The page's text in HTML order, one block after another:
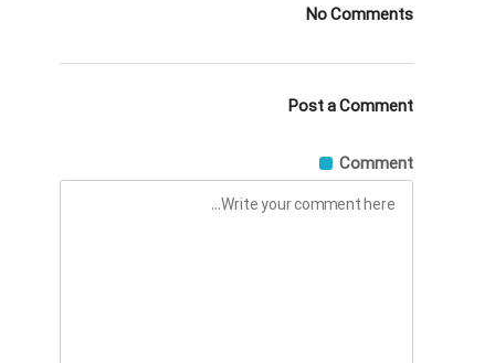
No Comments
Post a Comment
Comment